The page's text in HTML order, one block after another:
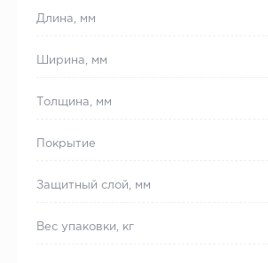
Длина, мм
Ширина, мм
Толщина, мм
Покрытие
Защитный слой, мм
Вес упаковки, кг